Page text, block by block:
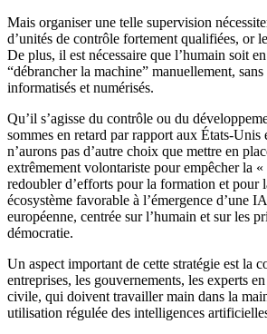
Mais organiser une telle supervision
d’unités de contrôle fortement qualifiées, or
De plus, il est nécessaire que l’humain soit
“débrancher la machine” manuellement,
informatisés et numérisés.
Qu’il s’agisse du contrôle ou du
sommes en retard par rapport aux États-Unis
n’aurons pas d’autre choix que mettre en
extrêmement volontariste pour empêcher la
redoubler d’efforts pour la formation et pour
écosystème favorable à l’émergence d’une
européenne, centrée sur l’humain et sur les
démocratie.
Un aspect important de cette stratégie est la
entreprises, les gouvernements, les experts
civile, qui doivent travailler main dans la
utilisation régulée des intelligences